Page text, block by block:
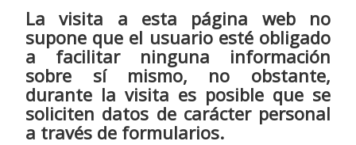
La visita a esta página web no
supone que el usuario esté obligado
a facilitar ninguna información
sobre sí mismo, no obstante,
durante la visita es posible que se
soliciten datos de carácter personal
a través de formularios.